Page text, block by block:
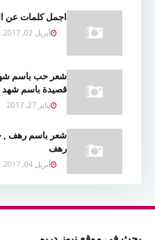
اجمل كلمات عن
أبريل 02, 2017
شعر حب باسم
قصيدة باسم شهد
يناير 27, 2017
شعر باسم رهف ,
رهف
أبريل 04, 2017